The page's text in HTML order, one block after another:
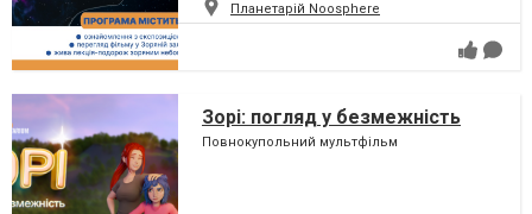
Планетарій Noosphere
Зорі: погляд у безмежність
Повнокупольний мультфільм